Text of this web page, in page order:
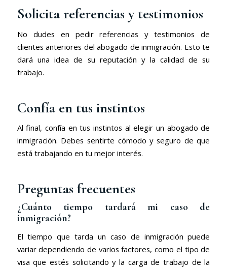
Solicita referencias y testimonios
No dudes en pedir referencias y testimonios de
clientes anteriores del abogado de inmigración. Esto te
dará una idea de su reputación y la calidad de su
trabajo.
Confía en tus instintos
Al final, confía en tus instintos al elegir un abogado de
inmigración. Debes sentirte cómodo y seguro de que
está trabajando en tu mejor interés.
Preguntas frecuentes
¿Cuánto tiempo tardará mi caso de
inmigración?
El tiempo que tarda un caso de inmigración puede
variar dependiendo de varios factores, como el tipo de
visa que estés solicitando y la carga de trabajo de la